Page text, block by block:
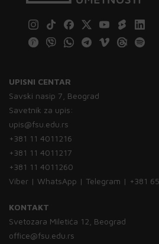
UPISNI CENTAR
Savski nasip 7, Beograd
Savetnik za upis:
upis@fsu.edu.rs
+381 11 4011216
+381 11 4011217
+381 11 4011260
Viber | WhatsApp | Telegram | +381
KONTAKT
Svetozara Miletića 12, Beograd
office@fsu.edu.rs